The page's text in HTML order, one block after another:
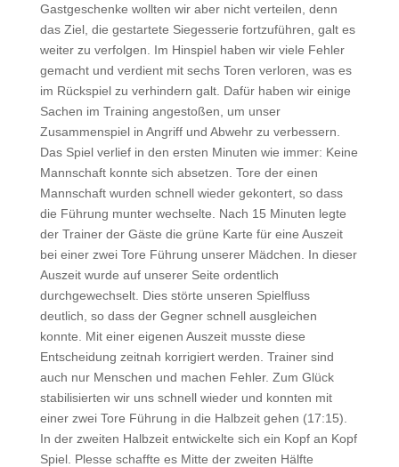
Gastgeschenke wollten wir aber nicht verteilen, denn
das Ziel, die gestartete Siegesserie fortzuführen, galt es
weiter zu verfolgen. Im Hinspiel haben wir viele Fehler
gemacht und verdient mit sechs Toren verloren, was es
im Rückspiel zu verhindern galt. Dafür haben wir einige
Sachen im Training angestoßen, um unser
Zusammenspiel in Angriff und Abwehr zu verbessern.
Das Spiel verlief in den ersten Minuten wie immer: Keine
Mannschaft konnte sich absetzen. Tore der einen
Mannschaft wurden schnell wieder gekontert, so dass
die Führung munter wechselte. Nach 15 Minuten legte
der Trainer der Gäste die grüne Karte für eine Auszeit
bei einer zwei Tore Führung unserer Mädchen. In dieser
Auszeit wurde auf unserer Seite ordentlich
durchgewechselt. Dies störte unseren Spielfluss
deutlich, so dass der Gegner schnell ausgleichen
konnte. Mit einer eigenen Auszeit musste diese
Entscheidung zeitnah korrigiert werden. Trainer sind
auch nur Menschen und machen Fehler. Zum Glück
stabilisierten wir uns schnell wieder und konnten mit
einer zwei Tore Führung in die Halbzeit gehen (17:15).
In der zweiten Halbzeit entwickelte sich ein Kopf an Kopf
Spiel. Plesse schaffte es Mitte der zweiten Hälfte